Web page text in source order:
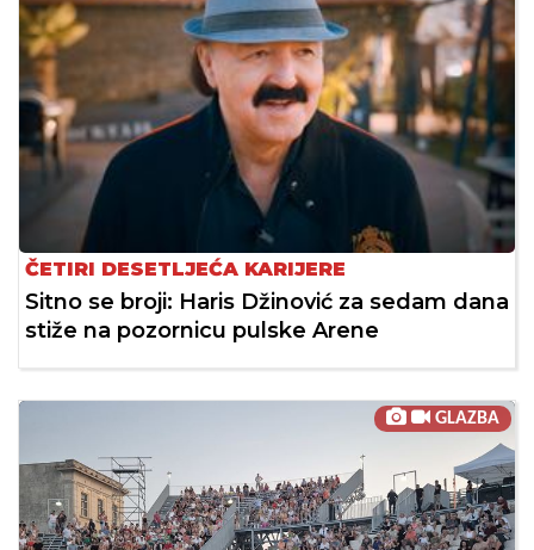
ČETIRI DESETLJEĆA KARIJERE
Sitno se broji: Haris Džinović za sedam dana
stiže na pozornicu pulske Arene
GLAZBA